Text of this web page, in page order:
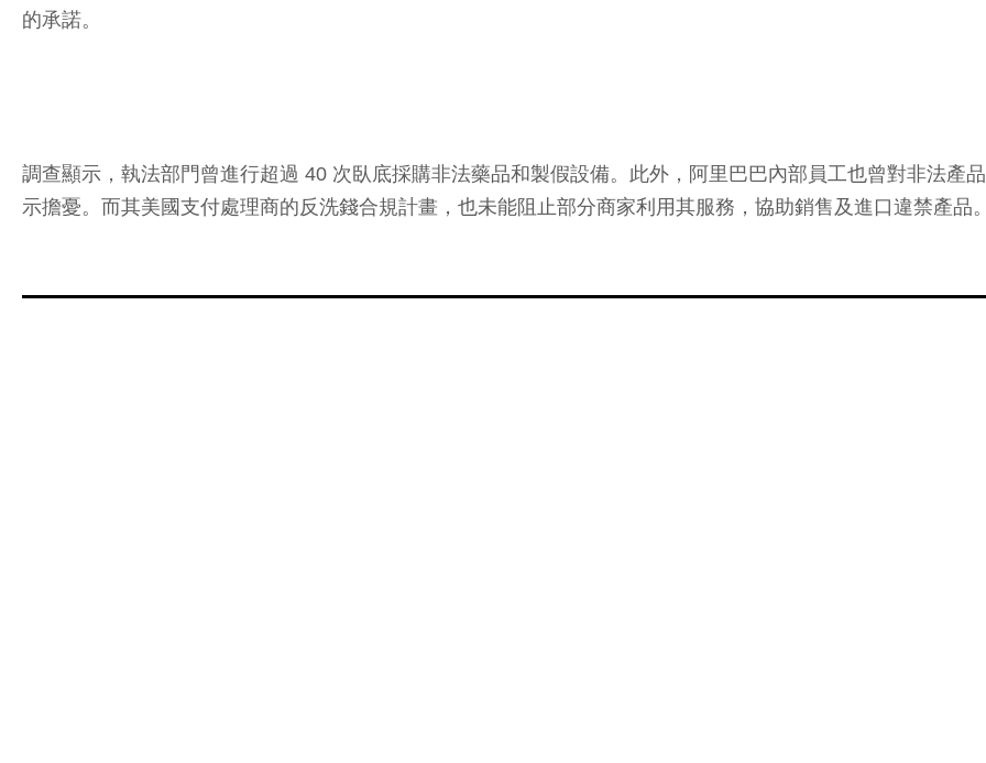
的承諾。
調查顯示，執法部門曾進行超過 40 次臥底採購非法藥品和製假設備。此外，阿里巴巴內部員工也曾對非法產
示擔憂。而其美國支付處理商的反洗錢合規計畫，也未能阻止部分商家利用其服務，協助銷售及進口違禁產品